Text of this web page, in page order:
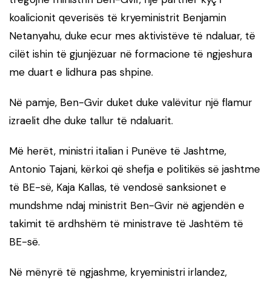
koalicionit qeverisës të kryeministrit Benjamin
Netanyahu, duke ecur mes aktivistëve të ndaluar, të
cilët ishin të gjunjëzuar në formacione të ngjeshura
me duart e lidhura pas shpine.
Në pamje, Ben-Gvir duket duke valëvitur një flamur
izraelit dhe duke tallur të ndaluarit.
Më herët, ministri italian i Punëve të Jashtme,
Antonio Tajani, kërkoi që shefja e politikës së jashtme
të BE-së, Kaja Kallas, të vendosë sanksionet e
mundshme ndaj ministrit Ben-Gvir në agjendën e
takimit të ardhshëm të ministrave të Jashtëm të
BE-së.
Në mënyrë të ngjashme, kryeministri irlandez,